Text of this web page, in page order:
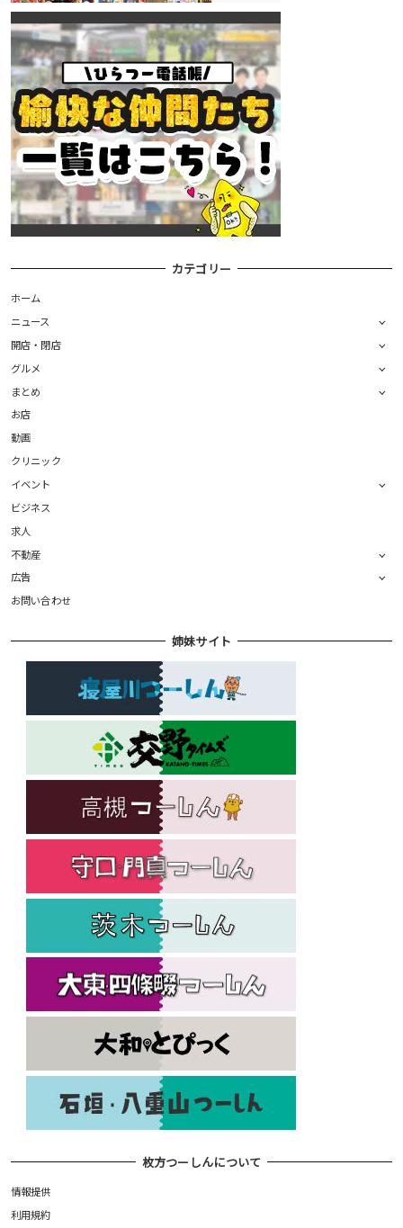
カテゴリー
ホーム
ニュース
開店・閉店
グルメ
まとめ
お店
動画
クリニック
イベント
ビジネス
求人
不動産
広告
お問い合わせ
姉妹サイト
枚方つーしんについて
情報提供
利用規約